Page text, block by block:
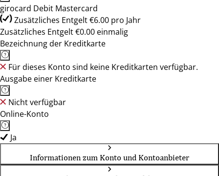
girocard Debit Mastercard
Zusätzliches Entgelt €6.00 pro Jahr
Zusätzliches Entgelt €0.00 einmalig
Bezeichnung der Kreditkarte
Für dieses Konto sind keine Kreditkarten verfügbar.
Ausgabe einer Kreditkarte
Nicht verfügbar
Online-Konto
Ja
Informationen zum Konto und Kontoanbieter